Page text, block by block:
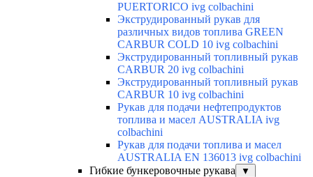
PUERTORICO ivg colbachini
Экструдированный рукав для
различных видов топлива GREEN
CARBUR COLD 10 ivg colbachini
Экструдированный топливный рукав
CARBUR 20 ivg colbachini
Экструдированный топливный рукав
CARBUR 10 ivg colbachini
Рукав для подачи нефтепродуктов
топлива и масел AUSTRALIA ivg
colbachini
Рукав для подачи топлива и масел
AUSTRALIA EN 136013 ivg colbachini
Гибкие бункеровочные рукава
▼